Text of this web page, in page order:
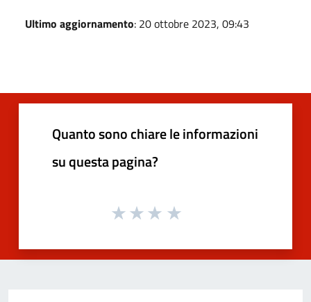
Ultimo aggiornamento: 20 ottobre 2023, 09:43
Quanto sono chiare le informazioni
su questa pagina?